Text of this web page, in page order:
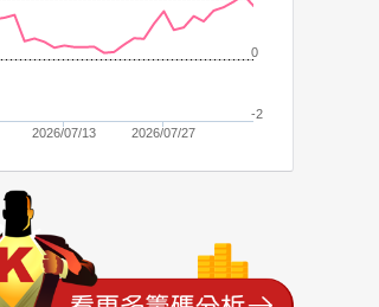
2026/07/13 2026/07/27
0
-2